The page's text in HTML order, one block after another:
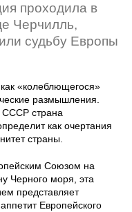
проходила в
Черчилль,
судьбу Европы
«колеблющегося»
размышления.
СССР страна
как очертания
страны.
Союзом на
Черного моря, эта
представляет
Европейского